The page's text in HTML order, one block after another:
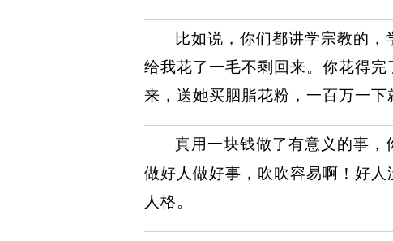
比如说，你们都讲学宗教的
给我花了一毛不剩回来。你花得
来，送她买胭脂花粉，一百万一下
真用一块钱做了有意义的事，
做好人做好事，吹吹容易啊！好
人格。